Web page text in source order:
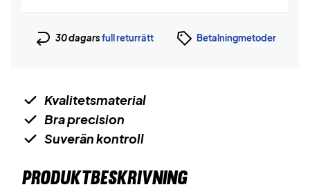
30 dagarsfull returrätt Betalningmetoder
Kvalitetsmaterial
Bra precision
Suverän kontroll
PRODUKTBESKRIVNING